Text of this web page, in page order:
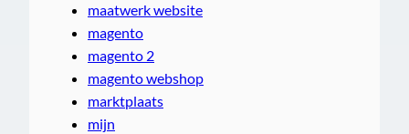
maatwerk website
magento
magento 2
magento webshop
marktplaats
mijn